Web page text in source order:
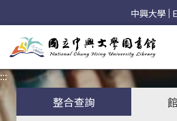
中興大學
:::
整合查詢